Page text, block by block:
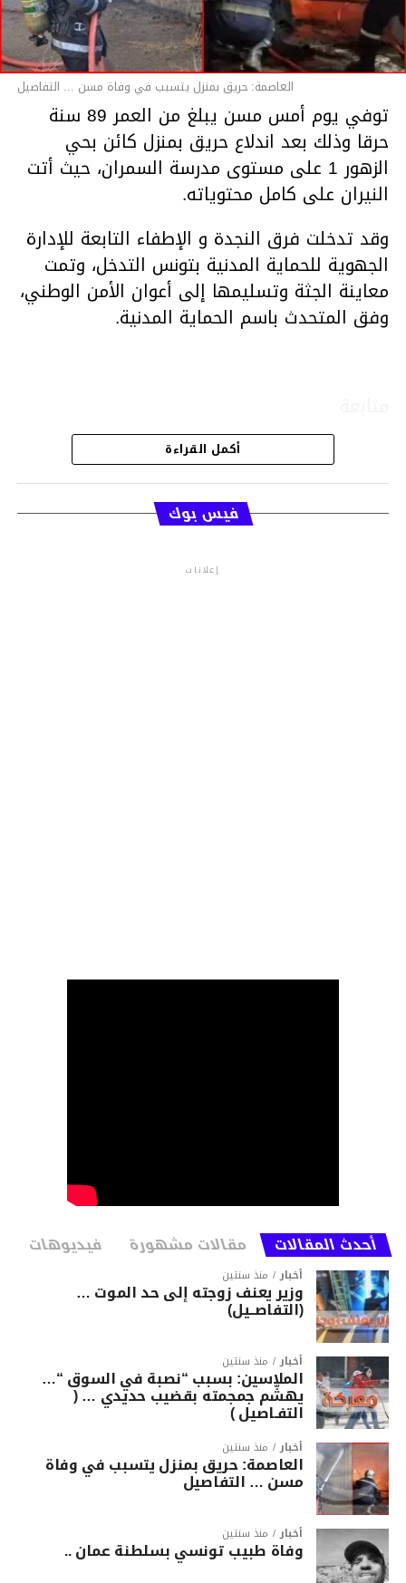
العاصمة: حريق بمنزل يتسبب في وفاة مسن ... التفاصيل
توفي يوم أمس مسن يبلغ من العمر 89 سنة
حرقا وذلك بعد اندلاع حريق بمنزل كائن بحي
الزهور 1 على مستوى مدرسة السمران، حيث أتت
النيران على كامل محتوياته.
وقد تدخلت فرق النجدة و الإطفاء التابعة للإدارة
الجهوية للحماية المدنية بتونس التدخل، وتمت
معاينة الجثة وتسليمها إلى أعوان الأمن الوطني،
وفق المتحدث باسم الحماية المدنية.
قسم الاخبار
أكمل القراءة
فيس بوك
إعلانات
أحدث المقالات مقالات مشهورة فيديوهات
أخبار منذ سنتين
وزير يعنف زوجته إلى حد الموت …
(التفاصــيل)
أخبار منذ سنتين
الملاسين: بسبب “نصبة في السوق “…
يهشّم جمجمته بقضيب حديدي … (
التفـاصيل )
أخبار منذ سنتين
العاصمة: حريق بمنزل يتسبب في وفاة
مسن … التفاصيل
أخبار منذ سنتين
وفاة طبيب تونسي بسلطنة عمان ..